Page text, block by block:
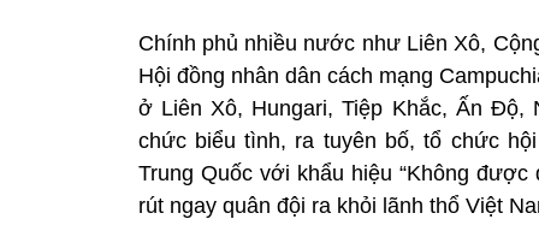
Chính phủ nhiều nước như Liên Xô,
Hội đồng nhân dân cách mạng
ở Liên Xô, Hungari, Tiệp Khắc, Ấn
chức biểu tình, ra tuyên bố, tổ chức
Trung Quốc với khẩu hiệu “Không được
rút ngay quân đội ra khỏi lãnh thổ Việt